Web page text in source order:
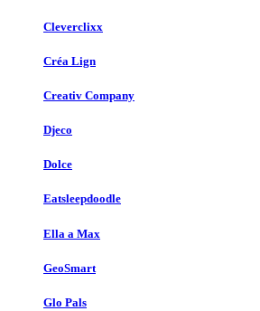
Cleverclixx
Créa Lign
Creativ Company
Djeco
Dolce
Eatsleepdoodle
Ella a Max
GeoSmart
Glo Pals